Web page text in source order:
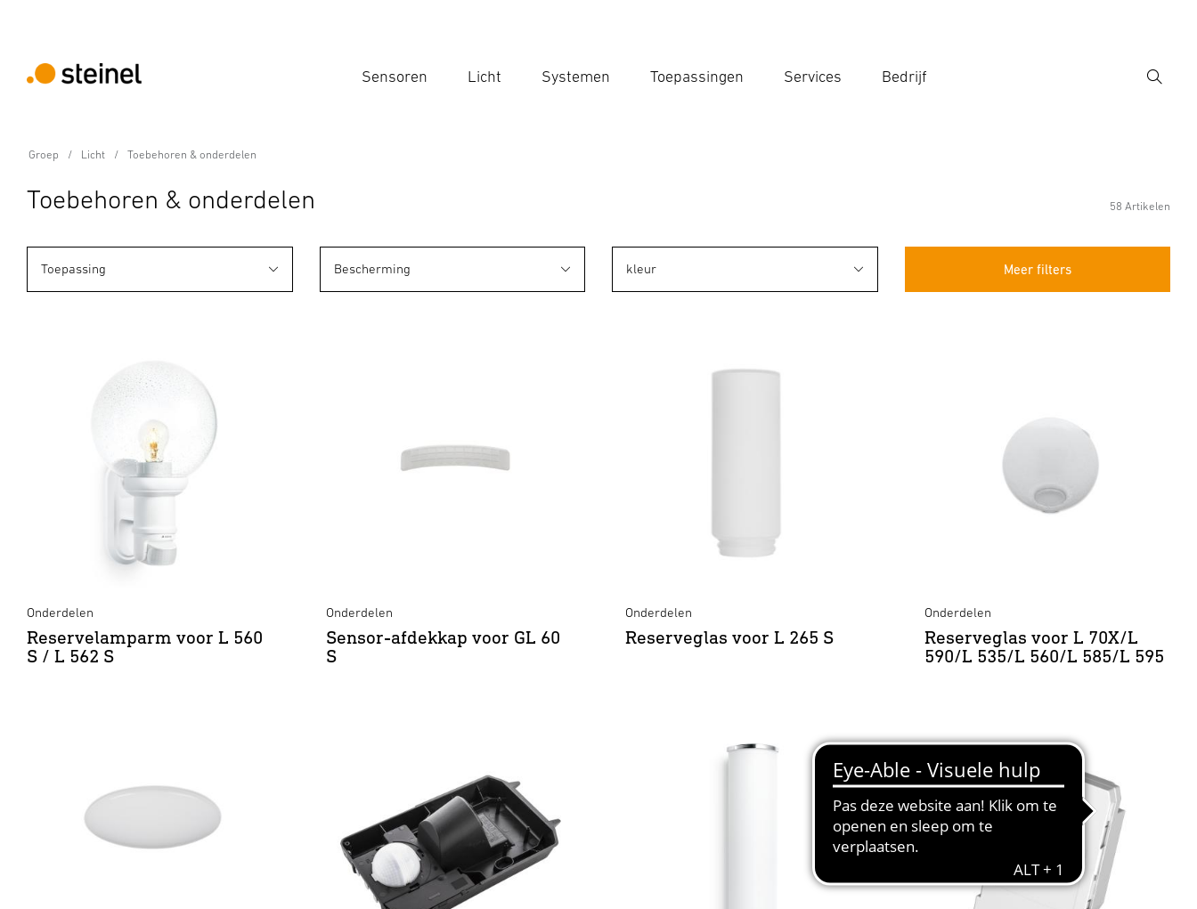
Sensoren Licht Systemen Toepassingen Services Bedrijf
Zoek
Groep Licht Toebehoren & onderdelen
Toebehoren & onderdelen 58 Artikelen
Meer filters
Toepassing Bescherming kleur
Onderdelen
Reservelamparm voor L 560
S / L 562 S
Onderdelen
Sensor-afdekkap voor GL 60
S
Onderdelen
Reserveglas voor L 265 S
Onderdelen
Reserveglas voor L 70X/L
590/L 535/L 560/L 585/L 595